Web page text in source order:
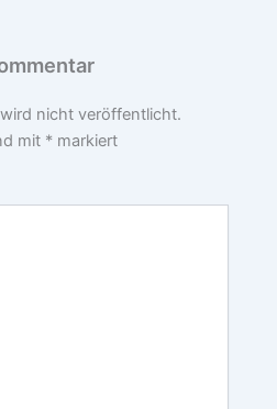
nicht veröffentlicht.
mit * markiert